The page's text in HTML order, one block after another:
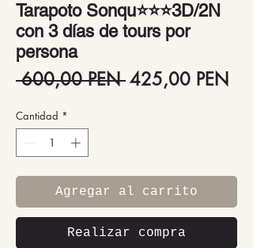
Tarapoto Sonqu⭐⭐⭐3D/2N
con 3 días de tours por
persona
600,00 PEN Precio
425,00 PEN
Cantidad *
Agregar al carrito
Realizar compra